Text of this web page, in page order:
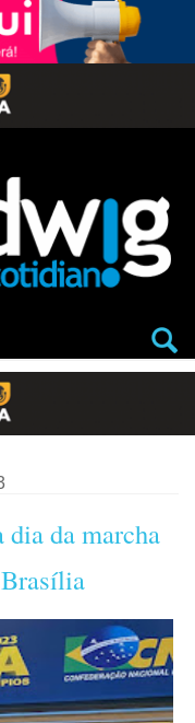
da marcha